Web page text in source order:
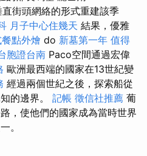
街頭網絡的形式重建該季
月子中心住幾天 結果，優雅
點外燴 do 新墓第一年 值得
胞證台南 Paco空間通過宏偉
歐洲最西端的國家在13世紀變
經過兩個世紀之後，探索船從
的邊界。 記帳 徵信社推薦 葡
，使他們的國家成為當時世界
。